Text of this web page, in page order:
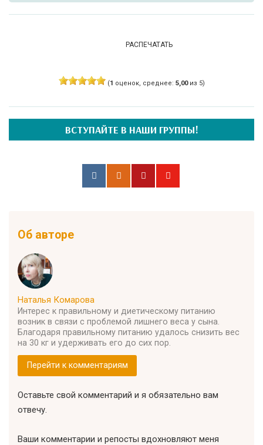
РАСПЕЧАТАТЬ
(1 оценок, среднее: 5,00из 5)
ВСТУПАЙТЕ В НАШИ ГРУППЫ!
Об авторе
Наталья Комарова
Интерес к правильному и диетическому питанию
возник в связи с проблемой лишнего веса у сына.
Благодаря правильному питанию удалось снизить вес
на 30 кг и удерживать его до сих пор.
Перейти к комментариям
Оставьте свой комментарий и я обязательно вам
отвечу.
Ваши комментарии и репосты вдохновляют меня